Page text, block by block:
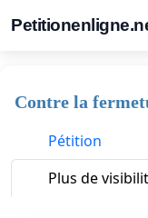
Contre la
Pétition
Plus de